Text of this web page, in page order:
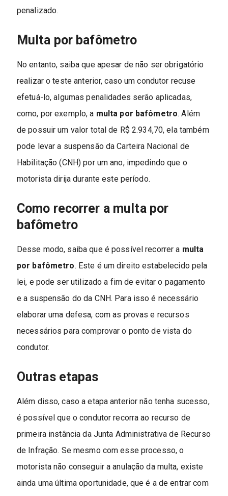
penalizado.
Multa por bafômetro
No entanto, saiba que apesar de não ser obrigatório
realizar o teste anterior, caso um condutor recuse
efetuá-lo, algumas penalidades serão aplicadas,
como, por exemplo, a multa por bafômetro. Além
de possuir um valor total de R$ 2.934,70, ela também
pode levar a suspensão da Carteira Nacional de
Habilitação (CNH) por um ano, impedindo que o
motorista dirija durante este período.
Como recorrer a multa por
bafômetro
Desse modo, saiba que é possível recorrer a multa
por bafômetro. Este é um direito estabelecido pela
lei, e pode ser utilizado a fim de evitar o pagamento
e a suspensão do da CNH. Para isso é necessário
elaborar uma defesa, com as provas e recursos
necessários para comprovar o ponto de vista do
condutor.
Outras etapas
Além disso, caso a etapa anterior não tenha sucesso,
é possível que o condutor recorra ao recurso de
primeira instância da Junta Administrativa de Recurso
de Infração. Se mesmo com esse processo, o
motorista não conseguir a anulação da multa, existe
ainda uma última oportunidade, que é a de entrar com